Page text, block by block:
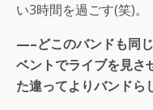
い3時間を過ごす(笑)。
—–どこのバンドも同
ベントでライブを見さ
た違ってよりバンドら